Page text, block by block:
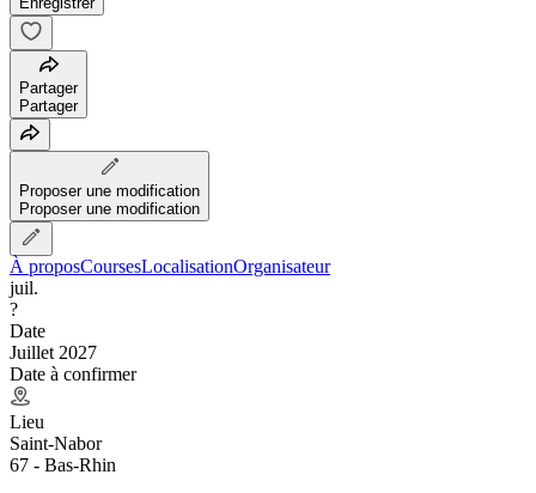
Partager
Partager
Proposer une modification
Proposer une modification
À proposCoursesLocalisationOrganisateur
juil.
?
Date
Juillet 2027
Date à confirmer
Lieu
Saint-Nabor
67 - Bas-Rhin